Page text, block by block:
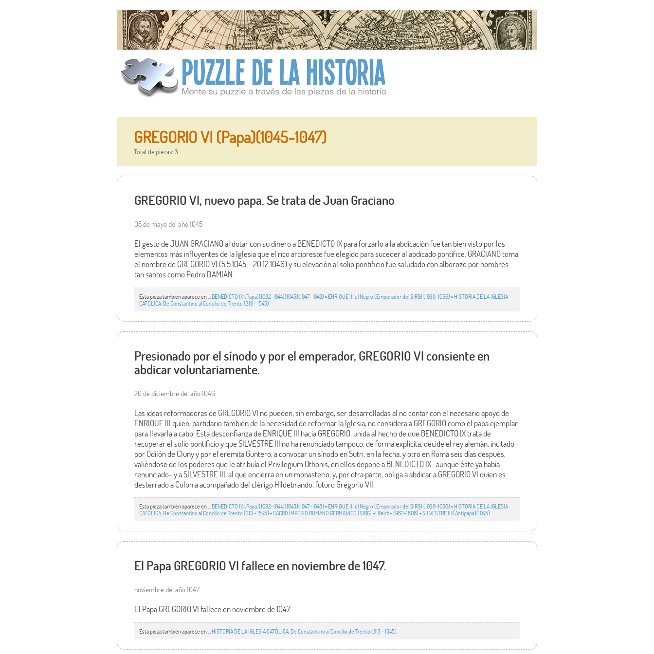
GREGORIO VI (Papa)(1045-1047)
Total de piezas: 3
GREGORIO VI, nuevo papa. Se trata de Juan Graciano
05 de mayo del año 1045
El gesto de JUAN GRACIANO al dotar con su dinero a BENEDICTO IX para forzarlo a la abdicación fue tan bien visto por los
elementos más influyentes de la Iglesia que el rico arcipreste fue elegido para suceder al abdicado pontífice. GRACIANO toma
el nombre de GREGORIO VI (5.5.1045 – 20.12.1046) y su elevación al solio pontificio fue saludado con alborozo por hombres
tan santos como Pedro DAMIÁN.
Esta pieza también aparece en ... BENEDICTO IX (Papa)(1032-1044)(1045)(1047-1048)• ENRIQUE III el Negro (Emperador del SIRG) (1039-1056)• HISTORIA DE LA IGLESIA
CATÓLICA. De Constantino al Concilio de Trento (313 - 1545)
Presionado por el sínodo y por el emperador, GREGORIO VI consiente en
abdicar voluntariamente.
20 de diciembre del año 1046
Las ideas reformadoras de GREGORIO VI no pueden, sin embargo, ser desarrolladas al no contar con el necesario apoyo de
ENRIQUE III quien, partidario también de la necesidad de reformar la Iglesia, no considera a GREGORIO como el papa ejemplar
para llevarla a cabo. Esta desconfianza de ENRIQUE III hacia GREGORIO, unida al hecho de que BENEDICTO IX trata de
recuperar el solio pontificio y que SILVESTRE III no ha renunciado tampoco, de forma explícita, decide el rey alemán, incitado
por Odilón de Cluny y por el eremita Guntero, a convocar un sínodo en Sutri, en la fecha, y otro en Roma seis días después,
valiéndose de los poderes que le atribuía el Privilegium Othonis, en ellos depone a BENEDICTO IX -aunque éste ya había
renunciado- y a SILVESTRE III, al que encierra en un monasterio, y, por otra parte, obliga a abdicar a GREGORIO VI quien es
desterrado a Colonia acompañado del clérigo Hildebrando, futuro Gregorio VII.
Esta pieza también aparece en ...BENEDICTO IX (Papa)(1032-1044)(1045)(1047-1048)• ENRIQUE III el Negro (Emperador del SIRG) (1039-1056)• HISTORIA DE LA IGLESIA
CATÓLICA. De Constantino al Concilio de Trento (313 - 1545)•SACRO IMPERIO ROMANO GERMÁNICO (SIRG) -I Reich- (962-1806)•SILVESTRE III (Antipapa)(1045)
El Papa GREGORIO VI fallece en noviembre de 1047.
noviembre del año 1047
El Papa GREGORIO VI fallece en noviembre de 1047.
Esta pieza también aparece en ... HISTORIA DE LA IGLESIA CATÓLICA. De Constantino al Concilio de Trento (313 - 1545)